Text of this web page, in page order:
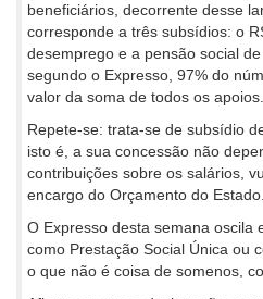
beneficiários, decorrente desse
corresponde a três subsídios: o
desemprego e a pensão social
segundo o Expresso, 97% do
valor da soma de todos os apoios.
Repete-se: trata-se de subsídio
isto é, a sua concessão não
contribuições sobre os salários,
encargo do Orçamento do Estado.
O Expresso desta semana oscila
como Prestação Social Única ou
o que não é coisa de somenos,